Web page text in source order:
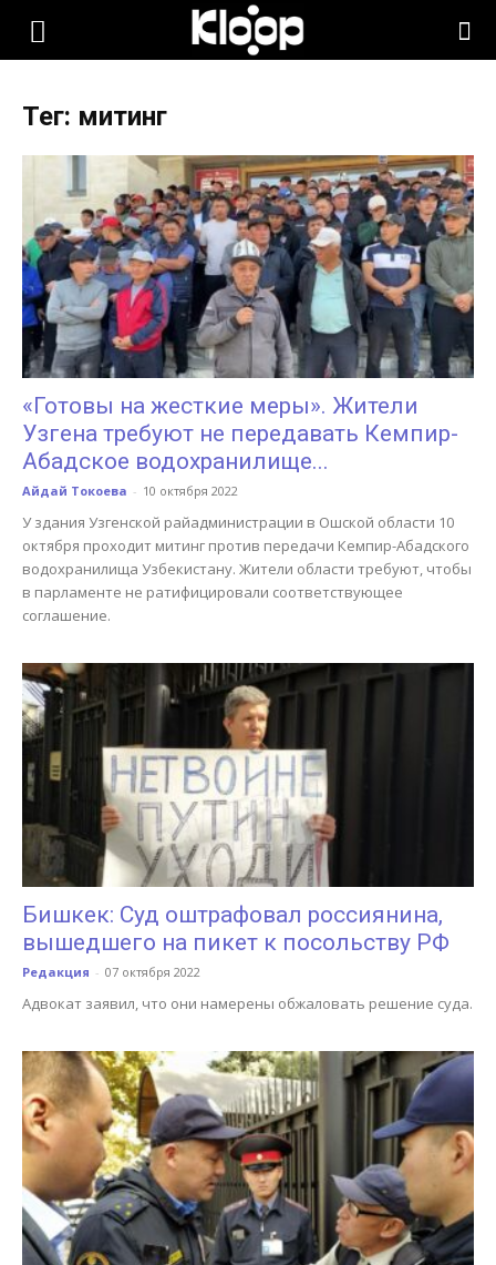
KLOOP.KG
Новости
Кыргызстана
Тег: митинг
«Готовы на жесткие меры». Жители
Узгена требуют не передавать Кемпир-
Абадское водохранилище...
Айдай Токоева - 10 октября 2022
У здания Узгенской райадминистрации в Ошской области 10
октября проходит митинг против передачи Кемпир-Абадского
водохранилища Узбекистану. Жители области требуют, чтобы
в парламенте не ратифицировали соответствующее
соглашение.
Бишкек: Суд оштрафовал россиянина,
вышедшего на пикет к посольству РФ
Редакция - 07 октября 2022
Адвокат заявил, что они намерены обжаловать решение суда.